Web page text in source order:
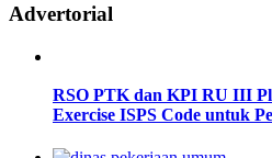
Advertorial
RSO PTK dan KPI RU III
Exercise ISPS Code untuk